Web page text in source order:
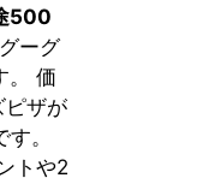
500
ーグ
。 価
ピザが
。
トや2